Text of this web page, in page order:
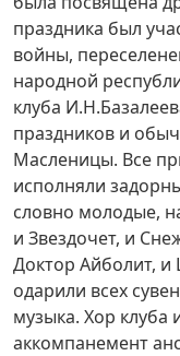
праздника был
войны,
народной
клуба
праздников и
Масленицы. Все
исполняли
словно молодые,
и Звездочет, и
Доктор Айболит,
одарили всех
музыка. Хор клуба
аккомпанемент